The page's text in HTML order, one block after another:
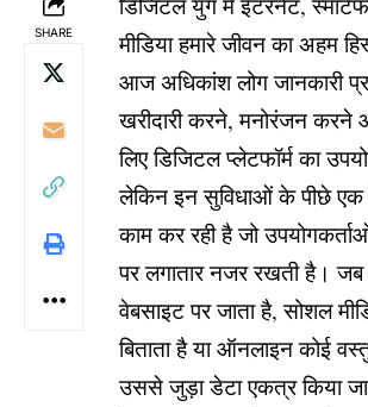
SHARE
मीडिया हमारे जीवन का अहम
आज अधिकांश लोग जानकारी
खरीदारी करने, मनोरंजन
लिए डिजिटल प्लेटफॉर्म का
लेकिन इन सुविधाओं के पीछे एक
काम कर रही है जो
पर लगातार नजर रखती है। जब
वेबसाइट पर जाता है, सोशल
बिताता है या ऑनलाइन कोई
उससे जुड़ा डेटा एकत्र किया